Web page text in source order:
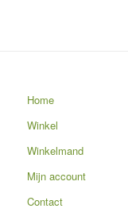
Home
Winkel
Winkelmand
Mijn account
Contact